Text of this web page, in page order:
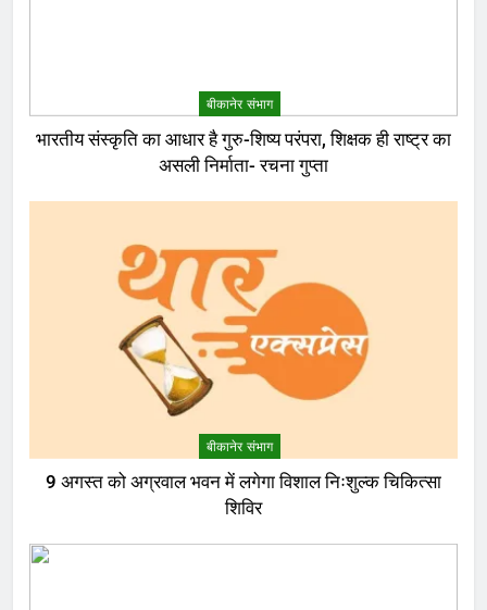
बीकानेर संभाग
भारतीय संस्कृति का आधार है गुरु-शिष्य परंपरा, शिक्षक ही राष्ट्र का
असली निर्माता- रचना गुप्ता
बीकानेर संभाग
9 अगस्त को अग्रवाल भवन में लगेगा विशाल निःशुल्क चिकित्सा
शिविर